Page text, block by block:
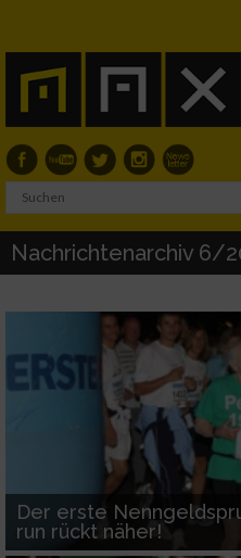
Nachrichtenarchiv 6/
Der erste
run rückt näher!